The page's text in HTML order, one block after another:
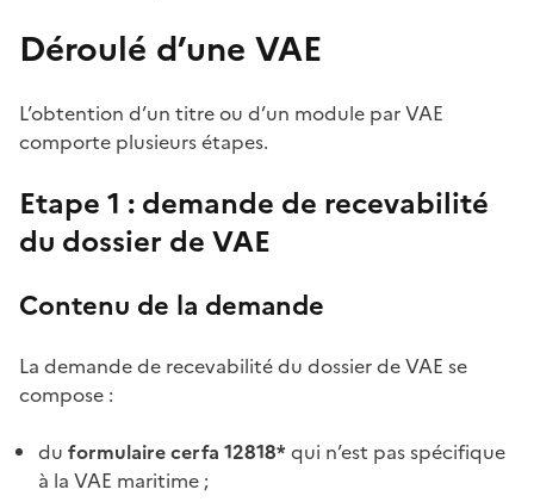
Déroulé d’une VAE
L’obtention d’un titre ou d’un module par VAE
comporte plusieurs étapes.
Etape 1 : demande de recevabilité
du dossier de VAE
Contenu de la demande
La demande de recevabilité du dossier de VAE se
compose :
du formulaire cerfa 12818* qui n’est pas spécifique
à la VAE maritime ;